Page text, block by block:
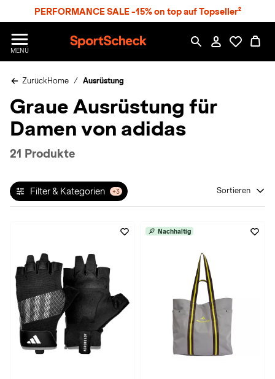
PERFORMANCE SALE -15% on top auf Topseller²
MENÜ
p
r
S
h
c
ZurückHome Ausrüstung
Graue Ausrüstung für
Damen von adidas
21 Produkte
Filter & Kategorien +3 Sortieren
Nachhaltig